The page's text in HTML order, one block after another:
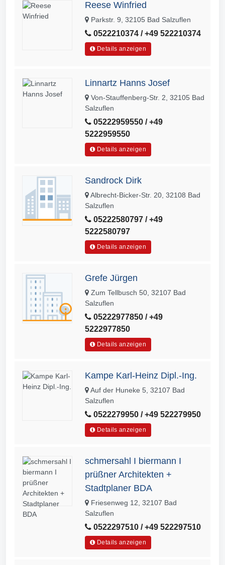
Reese Winfried
Parkstr. 9, 32105 Bad Salzuflen
0522210374 / +49 522210374
Details anzeigen
Linnartz Hanns Josef
Von-Stauffenberg-Str. 2, 32105 Bad
Salzuflen
05222959550 / +49
5222959550
Details anzeigen
Sandrock Dirk
Albrecht-Bicker-Str. 20, 32108 Bad
Salzuflen
05222580797 / +49
5222580797
Details anzeigen
Grefe Jürgen
Zum Tellbusch 50, 32107 Bad
Salzuflen
05222977850 / +49
5222977850
Details anzeigen
Kampe Karl-Heinz Dipl.-Ing.
Auf der Huneke 5, 32107 Bad
Salzuflen
0522279950 / +49 522279950
Details anzeigen
schmersahl I biermann I
prüßner Architekten +
Stadtplaner BDA
Friesenweg 12, 32107 Bad
Salzuflen
0522297510 / +49 522297510
Details anzeigen